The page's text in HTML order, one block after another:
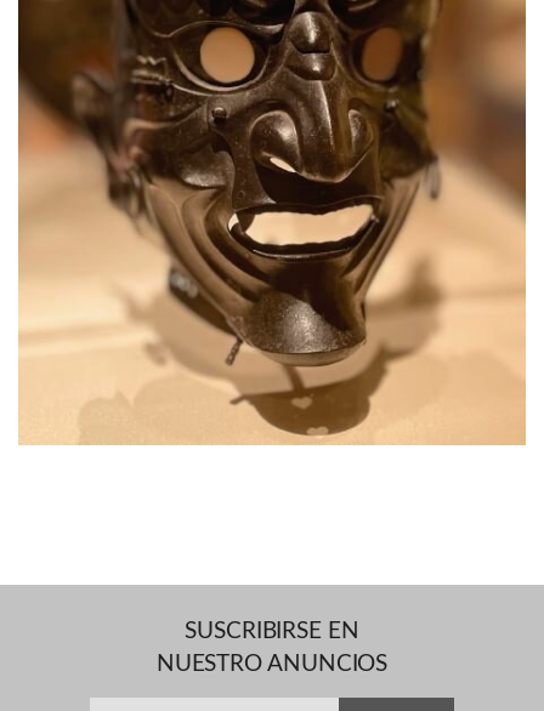
SUSCRIBIRSE EN
NUESTRO ANUNCIOS